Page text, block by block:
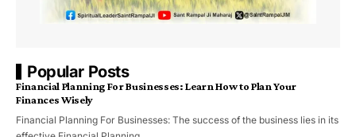
Popular Posts
Financial Planning For Businesses: Learn How to Plan Your
Finances Wisely
Financial Planning For Businesses: The success of the business lies in its